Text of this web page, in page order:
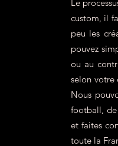
Le
custom, il
peu les
pouvez
ou au
selon votre
Nous
football, de
et faites
toute la